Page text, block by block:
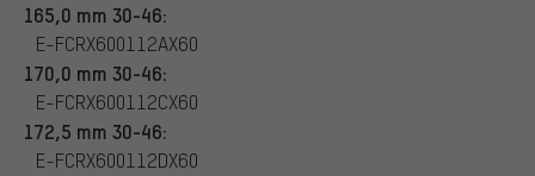
165,0 mm 30-46:
E-FCRX600112AX60
170,0 mm 30-46:
E-FCRX600112CX60
172,5 mm 30-46:
E-FCRX600112DX60